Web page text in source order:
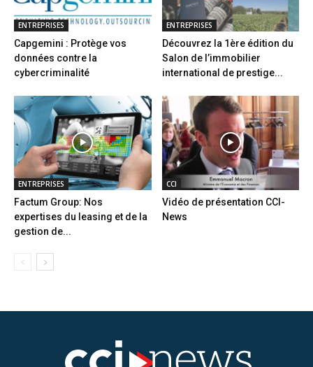
ENTREPRISES
Capgemini : Protège vos
données contre la
cybercriminalité
ENTREPRISES
Découvrez la 1ère édition du
Salon de l’immobilier
international de prestige...
ENTREPRISES
Factum Group: Nos
expertises du leasing et de la
gestion de...
CCI
Vidéo de présentation CCI-
News